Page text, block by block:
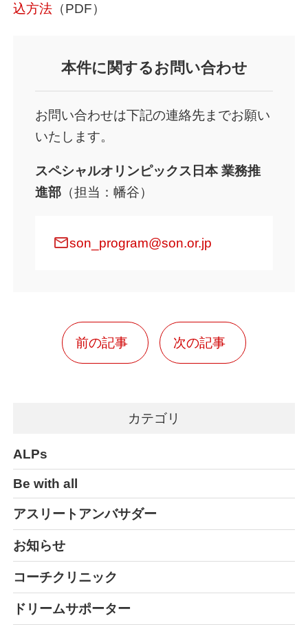
込方法 （PDF）
本件に関するお問い合わせ
お問い合わせは下記の連絡先までお願い
いたします。
スペシャルオリンピックス日本業務推
進部 （担当：幡谷）
mailson_program@son.or.jp
前の記事 次の記事
カテゴリ
ALPs
Be with all
アスリートアンバサダー
お知らせ
コーチクリニック
ドリームサポーター